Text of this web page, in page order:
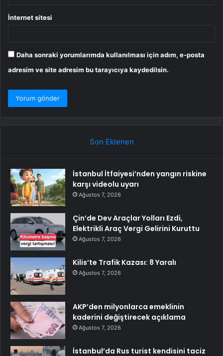
İnternet sitesi
Daha sonraki yorumlarımda kullanılması için adım, e-posta
adresim ve site adresim bu tarayıcıya kaydedilsin.
Son Eklenen
İstanbul İtfaiyesi’nden yangın riskine
karşı videolu uyarı
Ağustos 7, 2026
Çin’de Dev Araçlar Yolları Ezdi,
Elektrikli Araç Vergi Gelirini Kuruttu
Ağustos 7, 2026
Kilis’te Trafik Kazası: 8 Yaralı
Ağustos 7, 2026
AKP’den milyonlarca emeklinin
kaderini değiştirecek açıklama
Ağustos 7, 2026
İstanbul’da Rus turist kendisini taciz